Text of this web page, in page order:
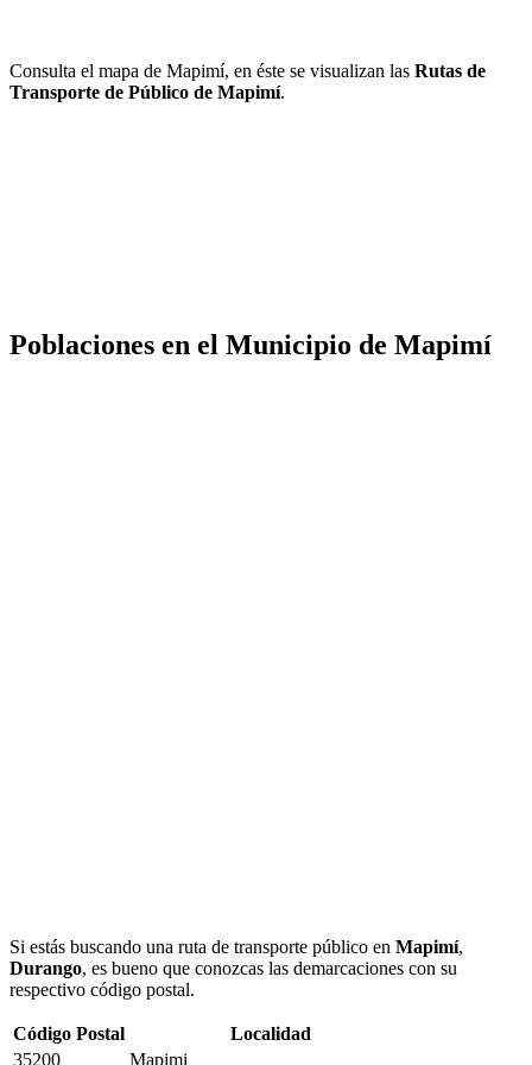
Consulta el mapa de Mapimí, en éste se visualizan las Rutas de
Transporte de Público de Mapimí.
Poblaciones en el Municipio de Mapimí
Si estás buscando una ruta de transporte público en Mapimí,
Durango, es bueno que conozcas las demarcaciones con su
respectivo código postal.
Código Postal
Localidad
35200
Mapimi